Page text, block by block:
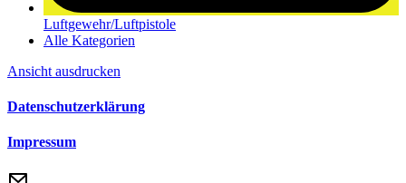
Luftgewehr/Luftpistole
Alle Kategorien
Ansicht ausdrucken
Datenschutzerklärung
Impressum